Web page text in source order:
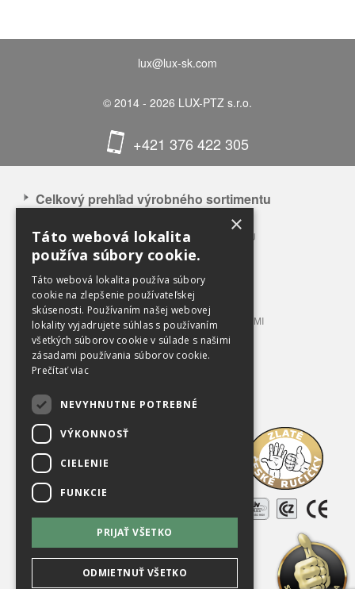
lux@lux-sk.com
© 2014 - 2026 LUX-PTZ s.r.o.
+421 376 422 305
Celkový prehľad výrobného sortimentu
CELKOVÝ PREHĽAD VÝROBNÉHO SORTIMENTU
BALÍKOVACIE LISY 3 – 12 T TLAKU
LISOVACIE KONTAJNERY
STACIONÁRNE LISY S PRÍPOJNÝMI KONTAJNERMI
TRIEDIACE LINKY
PRÍSLUŠENSTVO A VYBAVENIE
OBCHODNÉ PODMIENKY
Na prevzatie
O spoločnosti
Kariéra
Referencie
Použité zariadenia
Kontakty
×
Táto webová lokalita
používa súbory cookie.
Táto webová lokalita používa súbory
cookie na zlepšenie používateľskej
skúsenosti. Používaním našej webovej
lokality vyjadrujete súhlas s používaním
všetkých súborov cookie v súlade s našimi
zásadami používania súborov cookie.
Prečítať viac
NEVYHNUTNE POTREBNÉ
VÝKONNOSŤ
CIELENIE
FUNKCIE
PRIJAŤ VŠETKO
ODMIETNUŤ VŠETKO